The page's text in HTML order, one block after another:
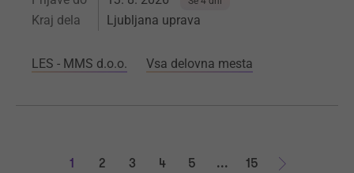
Kraj dela Ljubljana uprava
LES - MMS d.o.o. Vsa delovna mesta
1 2 3 4 5 ...
15